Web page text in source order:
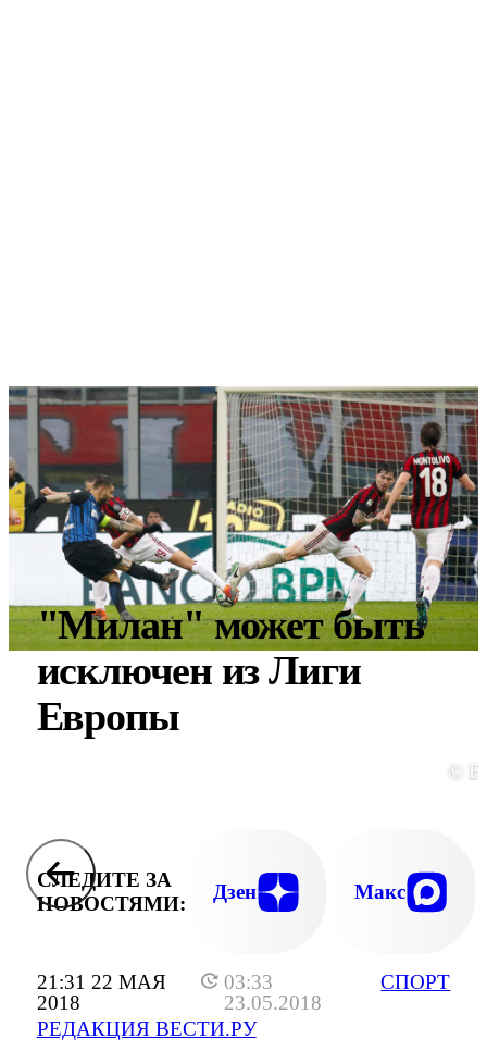
21:31 22 МАЯ
2018
03:33
23.05.2018
РЕДАКЦИЯ ВЕСТИ.РУ
СПОРТ
"Милан" может быть
исключен из Лиги
Европы
©
СЛЕДИТЕ ЗА
НОВОСТЯМИ:
Дзен Макс